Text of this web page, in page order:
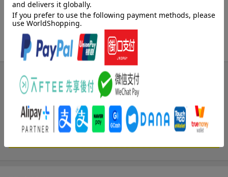
[広告]
商品レビュー
ブックスのレビュー
まだレビューがありません。